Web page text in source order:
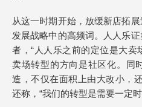
从这一时期开始，放缓新店拓
发展战略中的高频词。人人乐
者，“人人乐之前的定位是大
卖场转型的方向是社区化。同
造，不仅在面积上由大改小，
还称，“我们的转型是需要一定